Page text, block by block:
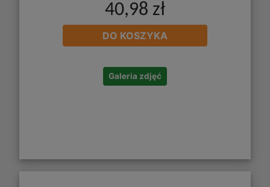
40,98 zł
DO KOSZYKA
Galeria zdjęć